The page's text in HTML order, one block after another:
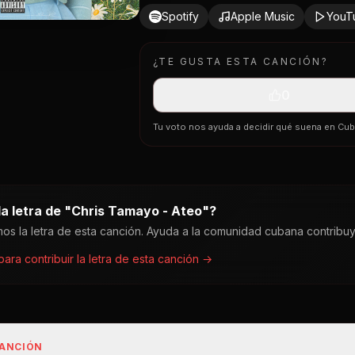
Spotify Apple Music
¿TE GUSTA ESTA CANCIÓN?
Tu voto nos ayuda a decidir qué suena en
letra de "Chris Tamayo - Ateo"?
la letra de esta canción. Ayuda a la comunidad cubana
contribuir la letra de esta canción →